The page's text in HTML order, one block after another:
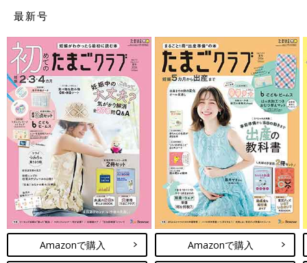
きょうだい育児は大変。布団でぐっすり寝た記憶が
ない
幼少期に姉妹で水遊びをしていた様子。
麻夢さんには2歳差の妹さんがいます。全盲の長女と幼い妹の幼
最新号
Amazonで購入 Amazonで購入